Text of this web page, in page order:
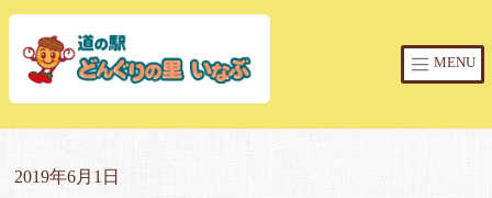
MENU
2019年6月1日